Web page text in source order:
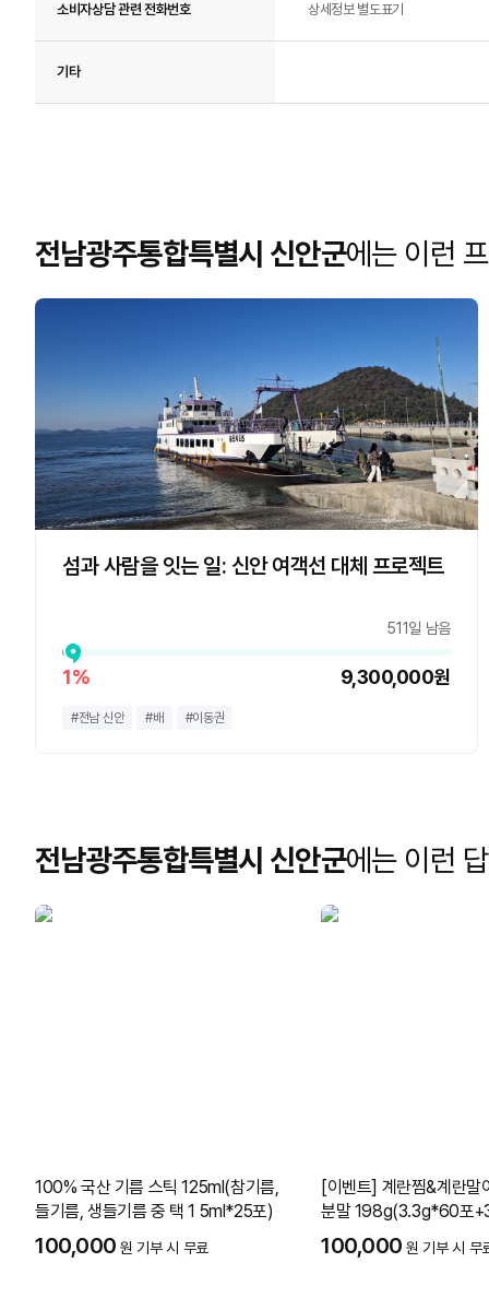
소비자상담 관련 전화번호 상세정보 별도표기
기타
전남광주통합특별시 신안군에는 이런
섬과 사람을 잇는 일: 신안 여객선 대체 프로젝트
511일 남음
1% 9,300,000원
#전남 신안 #배 #이동권
전남광주통합특별시 신안군에는 이런
100% 국산 기름 스틱 125ml(참기름,
들기름, 생들기름 중 택 1 5ml*25포)
100,000 원 기부 시 무료
[이벤트] 계란찜&계란말
분말 198g(3.3g*60포
100,000 원 기부 시 무